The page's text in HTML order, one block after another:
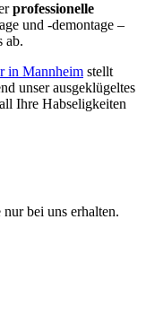
professionelle
und -demontage –
ab.
in Mannheim stellt
unser ausgeklügeltes
Ihre Habseligkeiten
bei uns erhalten.